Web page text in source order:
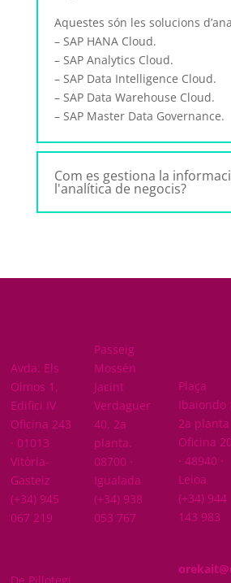
Aquestes són les solucions
– SAP HANA Cloud.
– SAP Analytics Cloud.
– SAP Data Intelligence Cloud.
– SAP Data Warehouse Cloud.
– SAP Master Data Governance.
Com es gestiona la
l'analítica de negocis?
Avda. Els
Olmos 1,
Edifici IV
Oficina 243
· 01013
Vitòria-
Gasteiz
(+34) 945
067 219
Passeig
Mossén
Jacint
Verdaguer
40, 2a
planta.
08700 ·
Igualada
(+34) 938
053 767
Plaça
Ibaiondo
2a planta
Oficina
· 48940 ·
Leioa
(+34) 944
143 983
De Pillotegi